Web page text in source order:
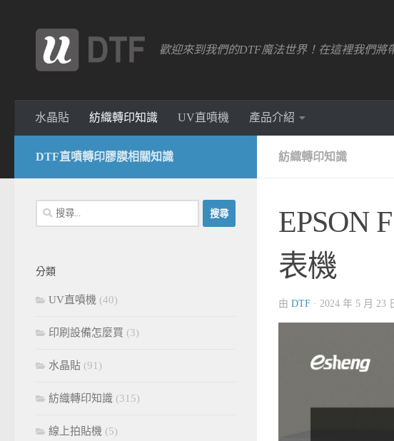
歡迎來到我們的DTF魔法世界！在這裡我們
水晶貼 紡織轉印知識 UV直噴機 產品介紹
紡織轉印知識
EPSON
表機
由 DTF · 2024 年 5 月 23
DTF直噴轉印膠膜相關知識
搜
尋
字:
分類
UV直噴機 (40)
印刷設備怎麼買 (3)
水晶貼 (91)
紡織轉印知識 (315)
線上拍貼機 (5)